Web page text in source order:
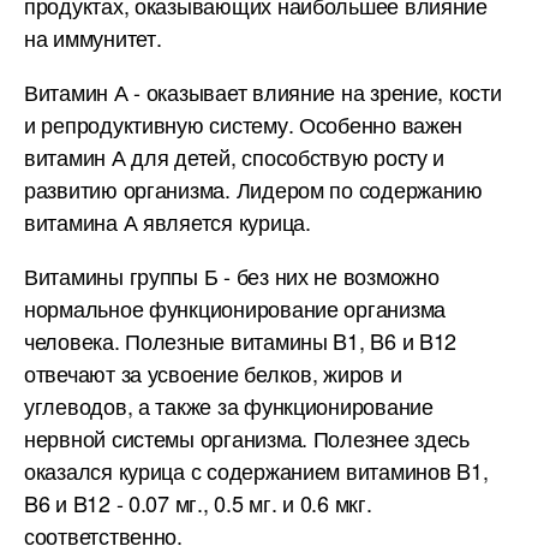
на иммунитет.
Витамин А - оказывает влияние на зрение, кости
и репродуктивную систему. Особенно важен
витамин А для детей, способствую росту и
развитию организма. Лидером по содержанию
витамина А является курица.
Витамины группы Б - без них не возможно
нормальное функционирование организма
человека. Полезные витамины B1, B6 и B12
отвечают за усвоение белков, жиров и
углеводов, а также за функционирование
нервной системы организма. Полезнее здесь
оказался курица с содержанием витаминов B1,
B6 и B12 - 0.07 мг., 0.5 мг. и 0.6 мкг.
соответственно.